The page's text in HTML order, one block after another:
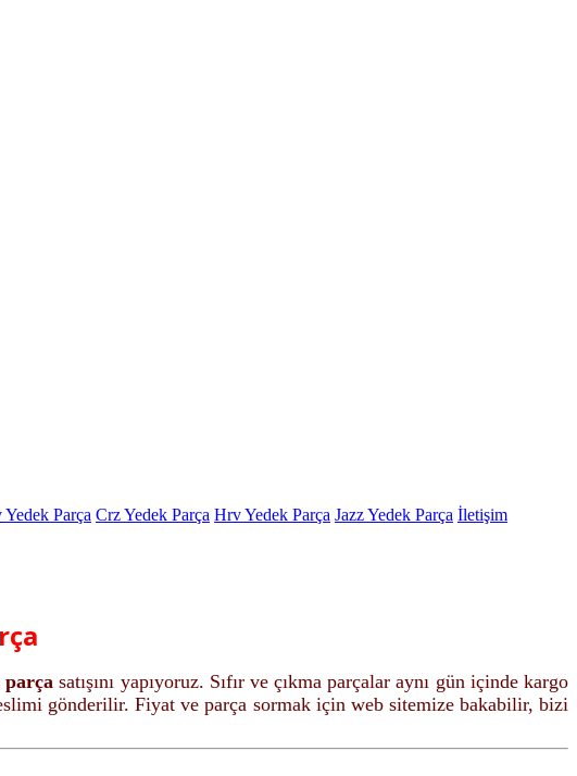
Yedek Parça Crz Yedek Parça Hrv Yedek Parça Jazz Yedek Parça İletişim
parça satışını yapıyoruz. Sıfır ve çıkma parçalaraynı gün içinde kargo
gönderilir. Fiyat ve parça sormak için web sitemize bakabilir, bizi